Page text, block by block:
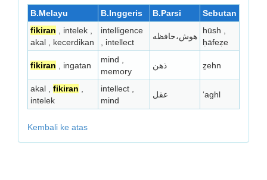
B.Melayu B.Inggeris B.Parsi
Sebutan
fikiran , intelek ,
akal , kecerdikan
intelligence
, intellect
هوش،حافظه
hūsh ,
ḥāfeẓe
fikiran , ingatan
mind ,
memory
ذهن ẕehn
akal , fikiran
intelek
intellect ,
mind
عقل ʻaghl
Kembali ke atas